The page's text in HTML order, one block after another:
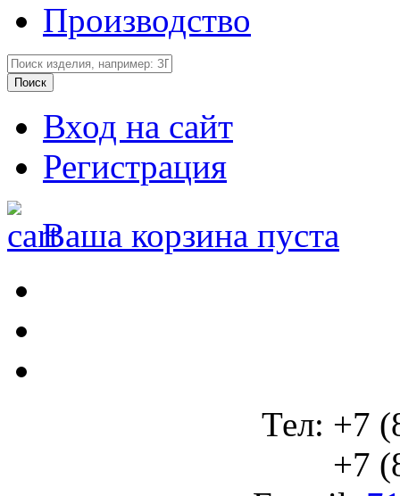
Производство
Вход на сайт
Регистрация
Ваша корзина пуста
Тел: +7
+7